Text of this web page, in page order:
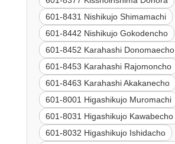
601-8431 Nishikujo Shimamachi
601-8442 Nishikujo Gokodencho
601-8452 Karahashi Donomaecho
601-8453 Karahashi Rajomoncho
601-8463 Karahashi Akakanecho
601-8001 Higashikujo Muromachi
601-8031 Higashikujo Kawabecho
601-8032 Higashikujo Ishidacho